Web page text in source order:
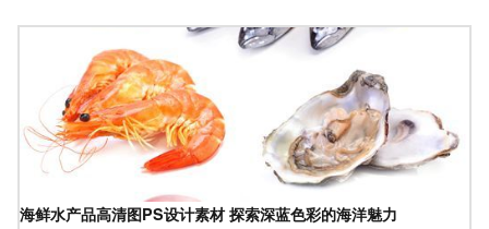
海鲜水产品高清图PS设计素材 探索深蓝色彩的海洋魅力